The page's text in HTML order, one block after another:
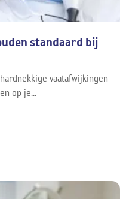
standaard bij
vaatafwijkingen
op je...